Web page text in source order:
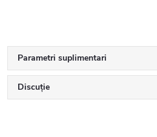
Parametri suplimentari
Discuţie